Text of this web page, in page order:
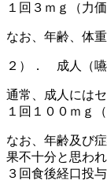
１回３ｍｇ（力
なお、年齢、体
２）． 成人（嚥
通常、成人には
１回１００ｍｇ
なお、年齢及び
果不十分と思わ
３回食後経口投与